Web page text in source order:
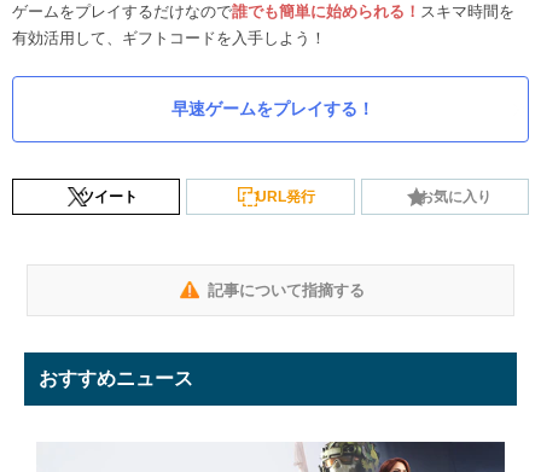
ゲームをプレイするだけなので誰でも簡単に始められる！ スキマ時間を
有効活用して、ギフトコードを入手しよう！
早速ゲームをプレイする！
ツイート URL発行 お気に入り
記事について指摘する
おすすめニュース